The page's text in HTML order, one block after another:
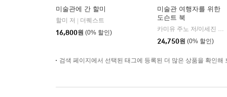
미술관에 간 할미
할미 저 | 더퀘스트
16,800원 (0% 할인)
미술관 여행자를 위한
도슨트 북
24,750원 (0% 할인)
검색 페이지에서 선택된 태그에 등록된 더 많은 상품을 확인해